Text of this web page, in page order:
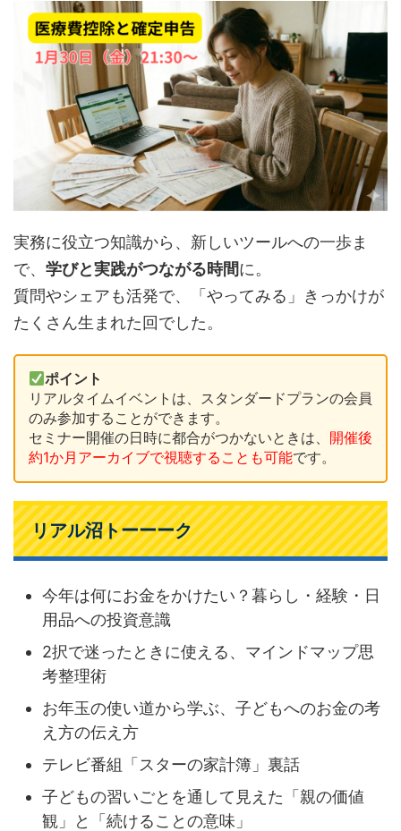
実務に役立つ知識から、新しいツールへの一歩ま
で、 学びと実践がつながる時間に。
質問やシェアも活発で、「やってみる」きっかけが
たくさん生まれた回でした。
ポイント
リアルタイムイベントは、スタンダードプランの会員
のみ参加することができます。
セミナー開催の日時に都合がつかないときは、 開催後
約1か月アーカイブで視聴することも可能です。
リアル沼トーーーク
今年は何にお金をかけたい？暮らし・経験・日
用品への投資意識
2択で迷ったときに使える、マインドマップ思
考整理術
お年玉の使い道から学ぶ、子どもへのお金の考
え方の伝え方
テレビ番組「スターの家計簿」裏話
子どもの習いごとを通して見えた「親の価値
観」と「続けることの意味」